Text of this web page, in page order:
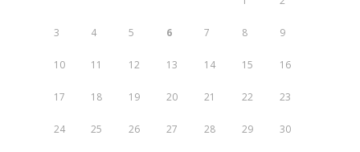
3 4 5 6 7 8 9
10 11 12 13 14 15 16
17 18 19 20 21 22 23
24 25 26 27 28 29 30